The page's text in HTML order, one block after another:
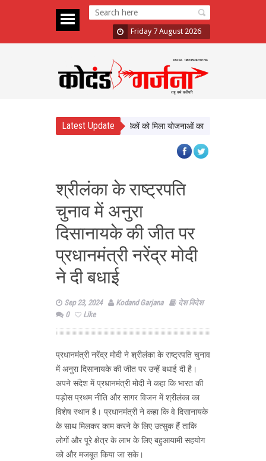
Friday 7 August 2026
Latest Update
को नई दिशा, ढाई साल में लाखों श्रमिकों को मिला योजनाओं का लाभ
श्रीलंका के राष्ट्रपति
चुनाव में अनुरा
दिसानायके की जीत पर
प्रधानमंत्री नरेंद्र मोदी
ने दी बधाई
Sep 23, 2024 Kodand Garjana
देश विदेश
0
Like
प्रधानमंत्री नरेंद्र मोदी ने श्रीलंका के राष्ट्रपति चुनाव
में अनुरा दिसानायके की जीत पर उन्हें बधाई दी है।
अपने संदेश में प्रधानमंत्री मोदी ने कहा कि भारत की
पड़ोस प्रथम नीति और सागर विजन में श्रीलंका का
विशेष स्थान है। प्रधानमंत्री ने कहा कि वे दिसानायके
के साथ मिलकर काम करने के लिए उत्‍सुक हैं ताकि
लोगों और पूरे क्षेत्र के लाभ के लिए बहुआयामी सहयोग
को और मजबूत किया जा सके।